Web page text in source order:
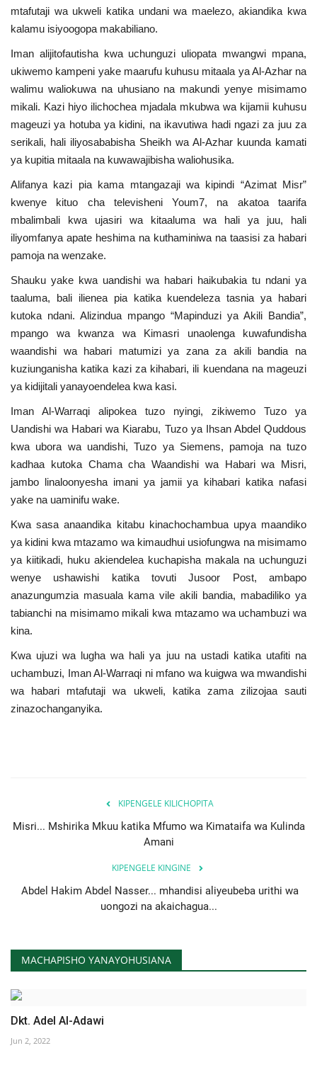
Nyaraka na Marejeleo
Waanzilishi
Raia wa ulimwengu mzima
Nyaraka
Nafasi
Washiriki
Video
Wadhamini
Language
English Swahili español
mtafutaji wa ukweli katika undani wa maelezo, akiandika kwa
kalamu isiyoogopa makabiliano.
Iman alijitofautisha kwa uchunguzi uliopata mwangwi mpana,
ukiwemo kampeni yake maarufu kuhusu mitaala ya Al-Azhar na
walimu waliokuwa na uhusiano na makundi yenye misimamo
mikali. Kazi hiyo ilichochea mjadala mkubwa wa kijamii kuhusu
mageuzi ya hotuba ya kidini, na ikavutiwa hadi ngazi za juu za
serikali, hali iliyosababisha Sheikh wa Al-Azhar kuunda kamati
ya kupitia mitaala na kuwawajibisha waliohusika.
Alifanya kazi pia kama mtangazaji wa kipindi “Azimat Misr”
kwenye kituo cha televisheni Youm7, na akatoa taarifa
mbalimbali kwa ujasiri wa kitaaluma wa hali ya juu, hali
iliyomfanya apate heshima na kuthaminiwa na taasisi za habari
pamoja na wenzake.
Shauku yake kwa uandishi wa habari haikubakia tu ndani ya
taaluma, bali ilienea pia katika kuendeleza tasnia ya habari
kutoka ndani. Alizindua mpango “Mapinduzi ya Akili Bandia”,
mpango wa kwanza wa Kimasri unaolenga kuwafundisha
waandishi wa habari matumizi ya zana za akili bandia na
kuziunganisha katika kazi za kihabari, ili kuendana na mageuzi
ya kidijitali yanayoendelea kwa kasi.
Iman Al-Warraqi alipokea tuzo nyingi, zikiwemo Tuzo ya
Uandishi wa Habari wa Kiarabu, Tuzo ya Ihsan Abdel Quddous
kwa ubora wa uandishi, Tuzo ya Siemens, pamoja na tuzo
kadhaa kutoka Chama cha Waandishi wa Habari wa Misri,
jambo linaloonyesha imani ya jamii ya kihabari katika nafasi
yake na uaminifu wake.
Kwa sasa anaandika kitabu kinachochambua upya maandiko
ya kidini kwa mtazamo wa kimaudhui usiofungwa na misimamo
ya kiitikadi, huku akiendelea kuchapisha makala na uchunguzi
wenye ushawishi katika tovuti Jusoor Post, ambapo
anazungumzia masuala kama vile akili bandia, mabadiliko ya
tabianchi na misimamo mikali kwa mtazamo wa uchambuzi wa
kina.
Kwa ujuzi wa lugha wa hali ya juu na ustadi katika utafiti na
uchambuzi, Iman Al-Warraqi ni mfano wa kuigwa wa mwandishi
wa habari mtafutaji wa ukweli, katika zama zilizojaa sauti
zinazochanganyika.
KIPENGELE KILICHOPITA
Misri... Mshirika Mkuu katika Mfumo wa Kimataifa wa Kulinda
Amani
KIPENGELE KINGINE
Abdel Hakim Abdel Nasser... mhandisi aliyeubeba urithi wa
uongozi na akaichagua...
MACHAPISHO YANAYOHUSIANA
Dkt. Adel Al-Adawi
Jun 2, 2022